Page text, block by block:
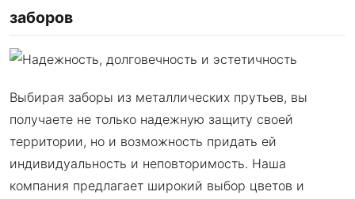
заборов
Выбирая заборы из металлических прутьев, вы
получаете не только надежную защиту своей
территории, но и возможность придать ей
индивидуальность и неповторимость. Наша
компания предлагает широкий выбор цветов и